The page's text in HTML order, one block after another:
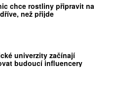
chce rostliny připravit na
než přijde
univerzity začínají
budoucí influencery